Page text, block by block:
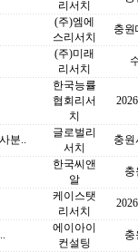
리서치
(주)엠에
스리서치
충원
(주)미래
리서치
한국능률
협회리서
치
분..
글로벌리
서치
충원
한국씨앤
알
충
케이스탯
리서치
에이아이
컨설팅
충